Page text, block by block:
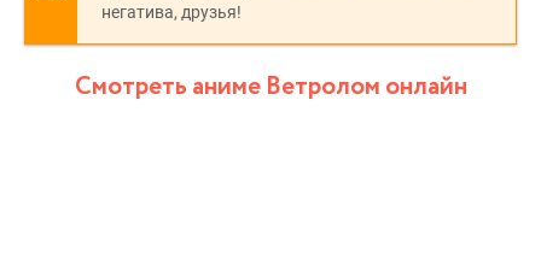
негатива, друзья!
Смотреть аниме Ветролом онлайн